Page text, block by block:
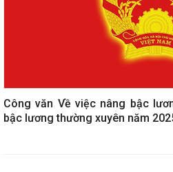
Công văn Về việc nâng bậc
bậc lương thường xuyên năm